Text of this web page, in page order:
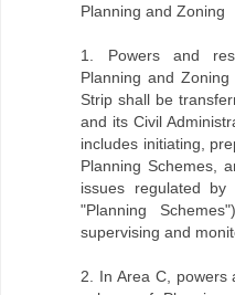
Planning and Zoning
1. Powers and
Planning and
Strip shall be
and its Civil
includes initiating,
Planning Schemes,
issues regulated by
"Planning
supervising and
2. In Area C, powers